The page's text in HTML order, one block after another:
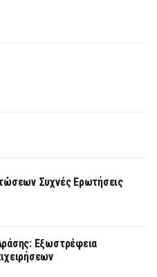
Συχνές Ερωτήσεις
Εξωστρέφεια